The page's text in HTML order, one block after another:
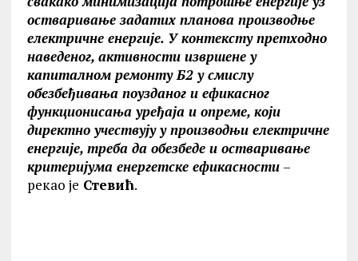
остваривање задатих планова производње
електричне енергије. У контексту претходно
наведеног, активности извршене у
капиталном ремонту Б2 у смислу
обезбеђивања поузданог и ефикасног
функционисања уређаја и опреме, који
директно учествују у производњи електричне
енергије, треба да обезбеде и остваривање
критеријума енергетске ефикасности –
рекао је Стевић.